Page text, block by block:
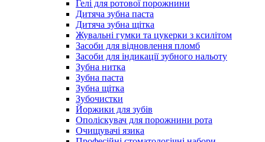
Гелі для ротової порожнини
Дитяча зубна паста
Дитяча зубна щітка
Жувальні гумки та цукерки з ксилітом
Засоби для відновлення пломб
Засоби для індикації зубного нальоту
Зубна нитка
Зубна паста
Зубна щітка
Зубочистки
Йоржики для зубів
Ополіскувач для порожнини рота
Очищувачі язика